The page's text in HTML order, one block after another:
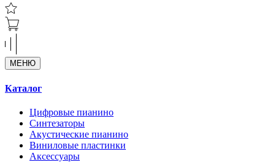
МЕНЮ
Каталог
Цифровые пианино
Синтезаторы
Акустические пианино
Виниловые пластинки
Аксессуары